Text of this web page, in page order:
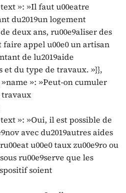
»: »Il faut u00eatre
du2019un logement
deux ans, ru00e9aliser des
appel u00e0 un artisan
de lu2019aide
et du type de travaux. »}},
»: »Peut-on cumuler
travaux
»: »Oui, il est possible de
avec du2019autres aides
u00e0 taux zu00e9ro ou
ru00e9serve que les
soient